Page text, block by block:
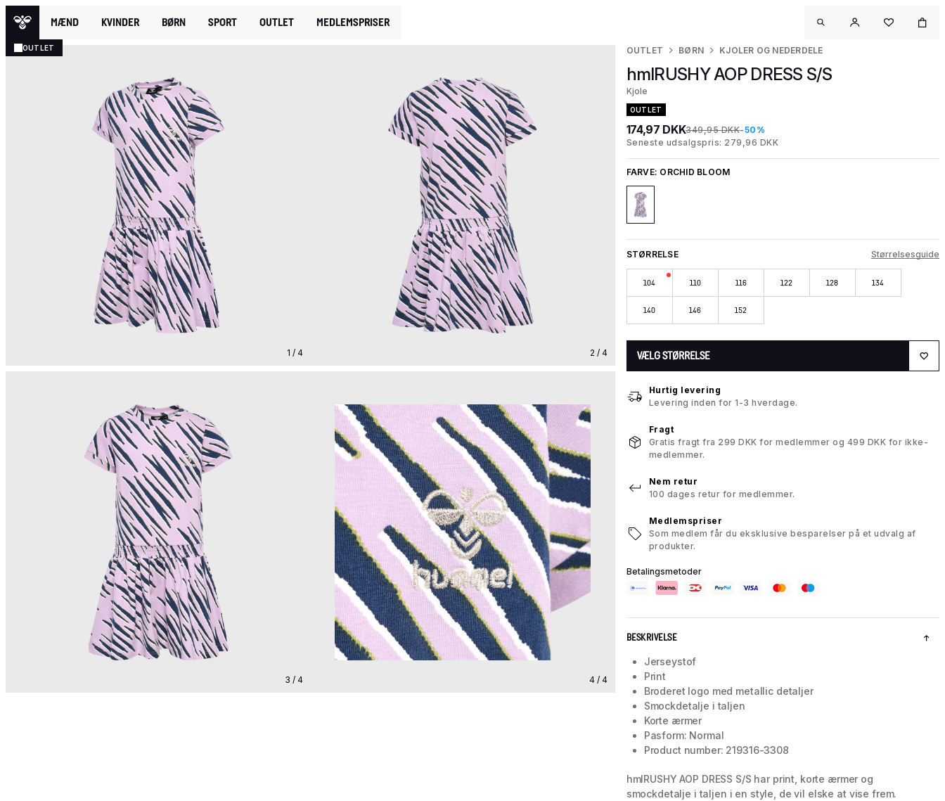
MÆND KVINDER BØRN SPORT OUTLET MEDLEMSPRISER
OUTLET
1 / 4 2 / 4
3 / 4 4 / 4
OUTLET BØRN KJOLER OG NEDERDELE
hmlRUSHY AOP DRESS S/S
Kjole
OUTLET
174,97 DKK349,95 DKK-50%
Seneste udsalgspris: 279,96 DKK
FARVE: ORCHID BLOOM
STØRRELSE Størrelsesguide
104 110 116 122 128 134
140 146 152
VÆLG STØRRELSE
Hurtig levering
Levering inden for 1-3 hverdage.
Fragt
Gratis fragt fra 299 DKK for medlemmer og 499 DKK for ikke-
medlemmer.
Nem retur
100 dages retur for medlemmer.
Medlemspriser
Som medlem får du eksklusive besparelser på et udvalg af
produkter.
Betalingsmetoder
BESKRIVELSE
Jerseystof
Print
Broderet logo med metallic detaljer
Smockdetalje i taljen
Korte ærmer
Pasform: Normal
Product number: 219316-3308
hmlRUSHY AOP DRESS S/S har print, korte ærmer og
smockdetalje i taljen i en style, de vil elske at vise frem.